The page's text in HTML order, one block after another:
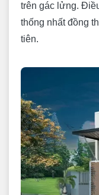
trên gác lửng.
thống nhất đồng
tiên.